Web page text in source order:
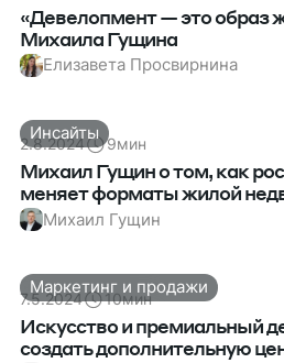
«Девелопмент — это образ
Михаила Гущина
Елизавета Просвирнина
2.8.2024 9мин
Михаил Гущин о том, как
меняет форматы жилой
Михаил Гущин
Инсайты
7.5.2024 10мин
Искусство и премиальный
создать дополнительную
Маркетинг и продажи